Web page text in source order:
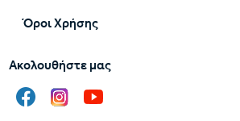
Όροι Χρήσης
Ακολουθήστε μας